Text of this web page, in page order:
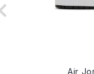
Air